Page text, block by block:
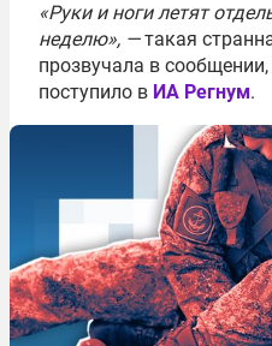
«Руки и ноги летят
неделю», —такая
прозвучала в
поступило в ИА Регнум.